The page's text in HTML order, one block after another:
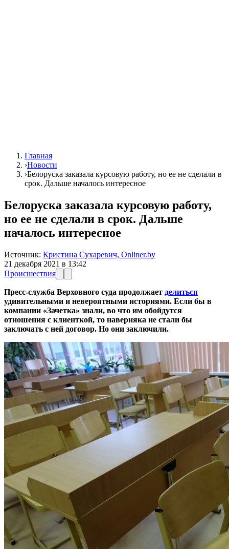
Главная
›Новости
›Белоруска заказала курсовую работу, но ее не сделали в
срок. Дальше началось интересное
Белоруска заказала курсовую работу,
но ее не сделали в срок. Дальше
началось интересное
Источник: Кристина Сухаревич, Onliner.by
21 декабря 2021 в 13:42
Происшествия
Пресс-служба Верховного суда продолжает делиться
удивительными и невероятными историями. Если бы в
компании «Зачетка» знали, во что им обойдутся
отношения с клиенткой, то наверняка не стали бы
заключать с ней договор. Но они заключили.